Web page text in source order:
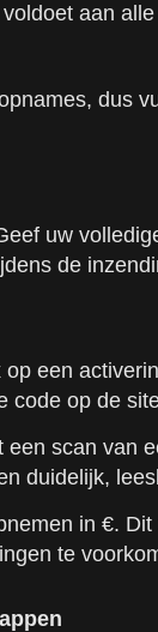
aan
dus
uw
de
een
code op de
scan
duidelijk,
in €.
te